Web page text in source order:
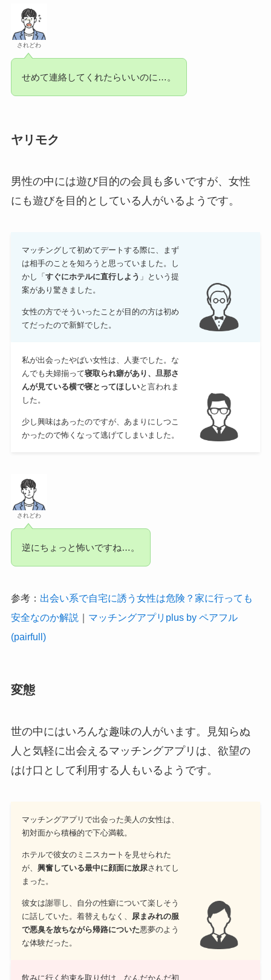
されどわ
せめて連絡してくれたらいいのに…。
ヤリモク
男性の中には遊び目的の会員も多いですが、女性
にも遊びを目的としている人がいるようです。
マッチングして初めてデートする際に、まず
は相手のことを知ろうと思っていました。し
かし「 すぐにホテルに直行しよう 」という提
案があり驚きました。
女性の方でそういったことが目的の方は初め
てだったので新鮮でした。
私が出会ったやばい女性は、人妻でした。な
んでも夫婦揃って寝取られ癖があり、旦那さ
んが見ている横で寝とってほしいと言われま
した。
少し興味はあったのですが、あまりにしつこ
かったので怖くなって逃げてしまいました。
されどわ
逆にちょっと怖いですね…。
参考： 出会い系で自宅に誘う女性は危険？家に行っても
安全なのか解説 ｜ マッチングアプリplus by ペアフル
(pairfull)
変態
世の中にはいろんな趣味の人がいます。見知らぬ
人と気軽に出会えるマッチングアプリは、欲望の
はけ口として利用する人もいるようです。
マッチングアプリで出会った美人の女性は、
初対面から積極的で下心満載。
ホテルで彼女のミニスカートを見せられた
が、 興奮している最中に顔面に放尿されてし
まった。
彼女は謝罪し、自分の性癖について楽しそう
に話していた。着替えもなく、 尿まみれの服
で悪臭を放ちながら帰路についた悪夢のよう
な体験だった。
飲みに行く約束を取り付け、なんだかんだ初